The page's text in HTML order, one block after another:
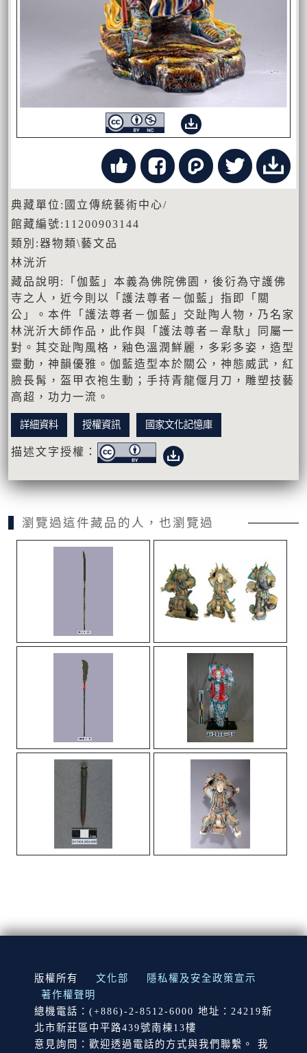
典藏單位:國立傳統藝術中心/
館藏編號:11200903144
類別:器物類\藝文品
林洸沂
藏品說明:「伽藍」本義為佛院佛園，後𧗠為守護佛
寺之人，近今則以「護法尊者－伽藍」指即「關
公」。本件「護法尊者－伽藍」交趾陶人物，乃名家
林洸沂大師作品，此作與「護法尊者－韋馱」同屬一
對。其交趾陶風格，釉色溫潤鮮麗，多彩多姿，造型
靈動，神韻優雅。伽藍造型本於關公，神態威武，紅
臉長髯，盔甲衣袍生動；手持青龍偃月刀，雕塑技藝
高超，功力一流。
詳細資料 授權資訊 國家文化記憶庫
描述文字授權：
瀏覽過這件藏品的人，也瀏覽過
:::
版權所有 文化部
隱私權及安全政策宣示
著作權聲明
總機電話：(+886)-2-8512-6000 地址：24219新
北市新莊區中平路439號南棟13樓
意見詢問：歡迎透過電話的方式與我們聯繫。 我